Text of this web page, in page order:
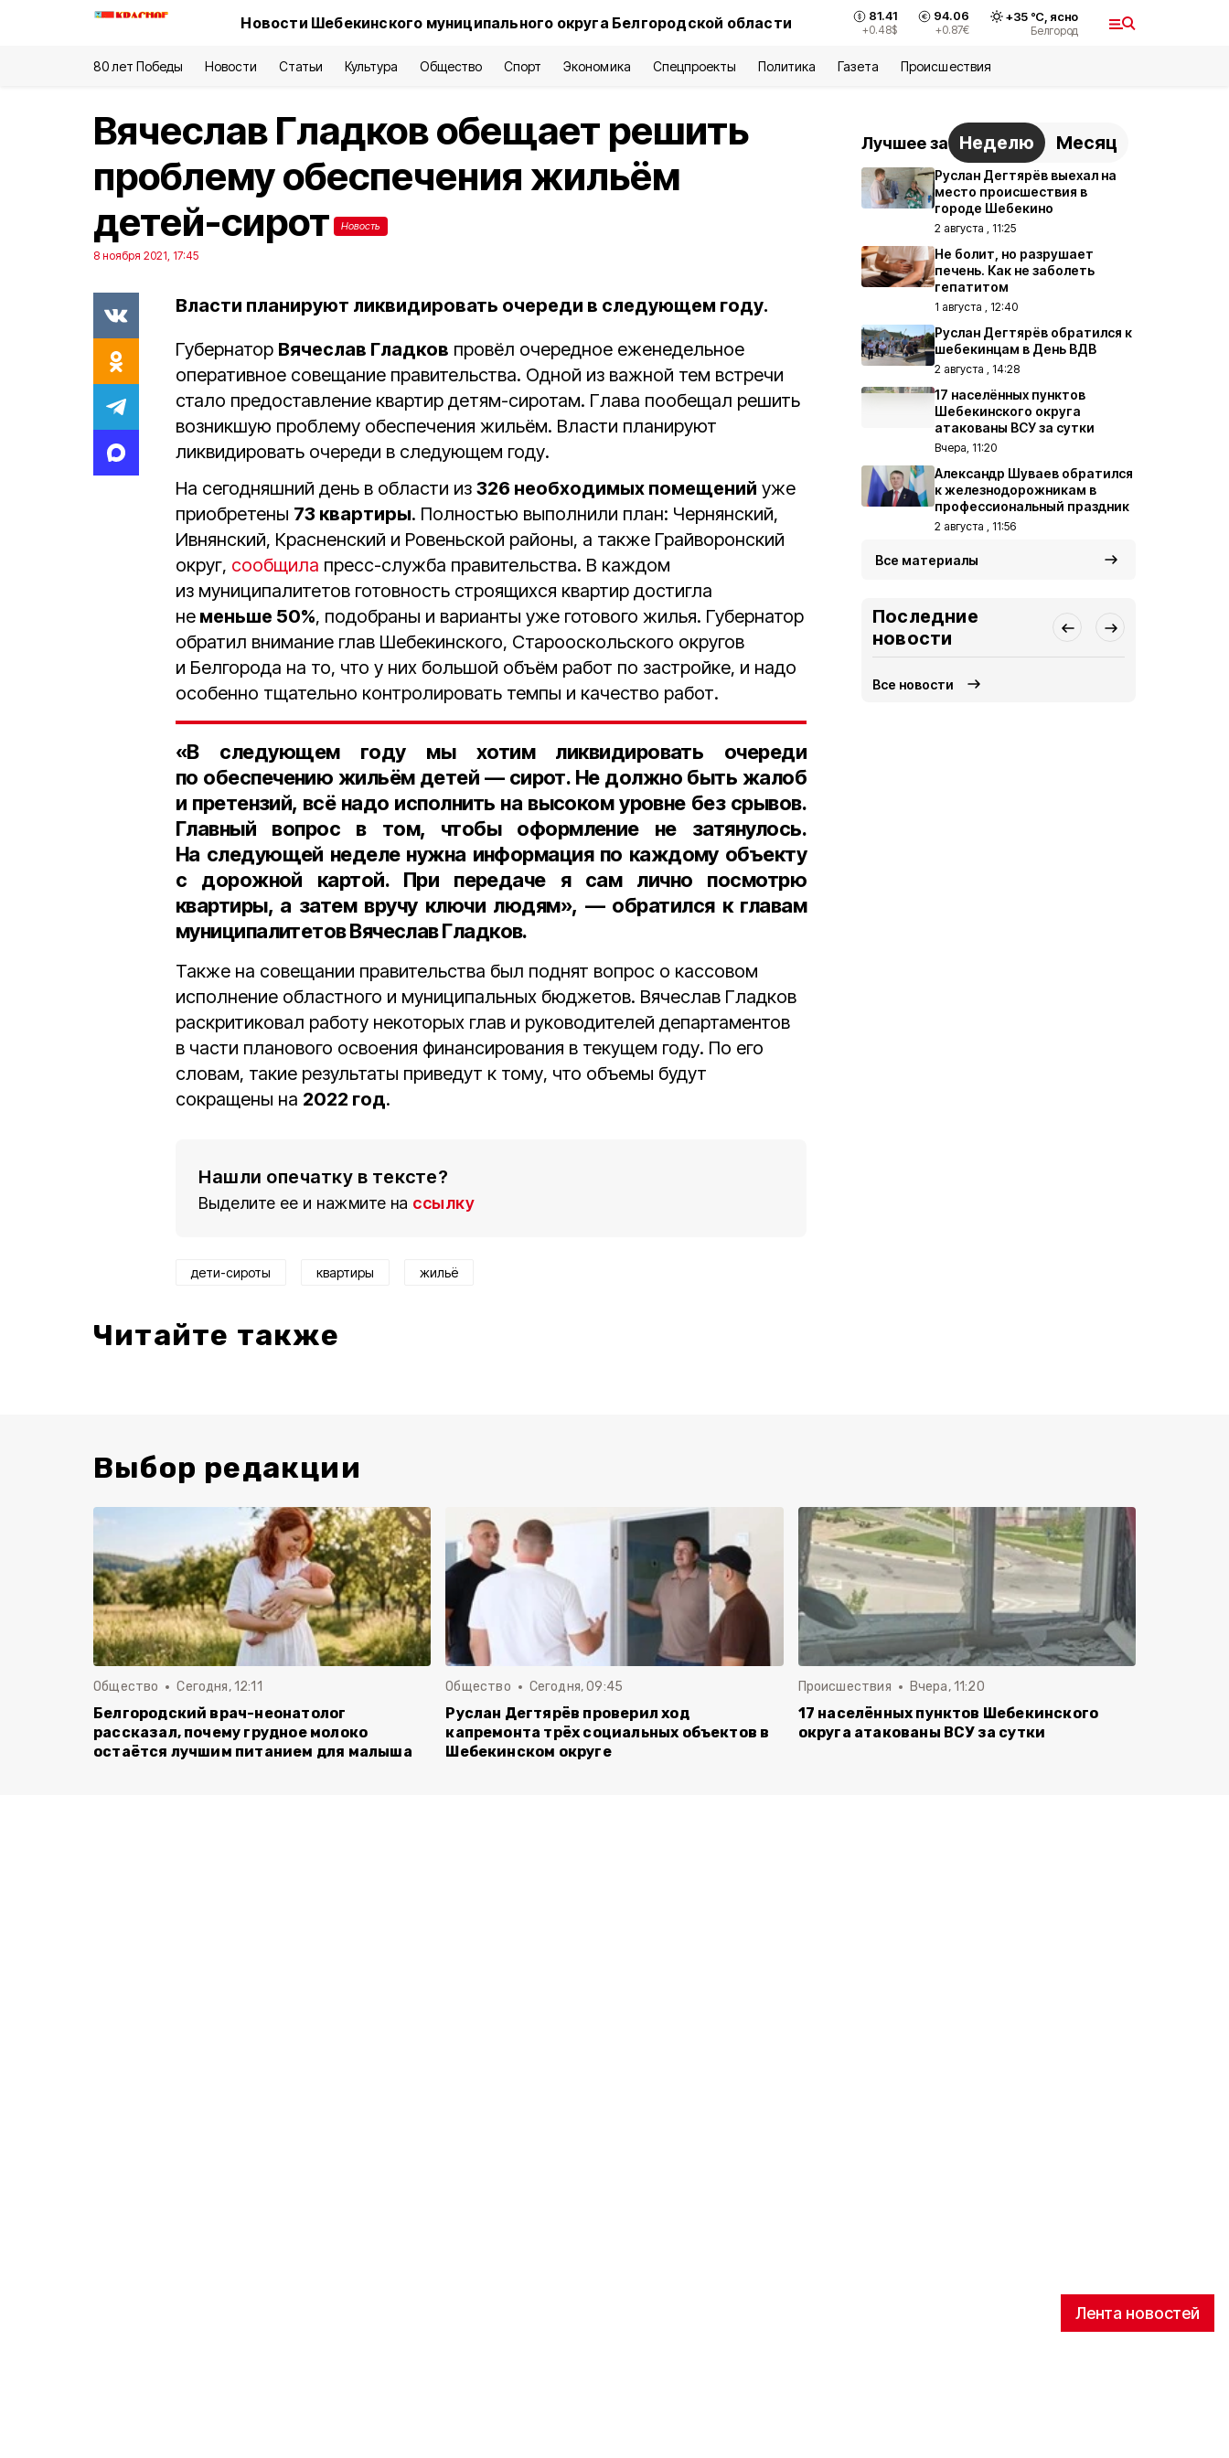
Новости Шебекинского муниципального округа Белгородской области 81.41
+0.48$
94.06
+0.87€
+35°С, ясно
Белгород
80 лет Победы Новости Статьи Культура Общество Спорт Экономика Спецпроекты Политика Газета Происшествия
Лента новостей
Вячеслав Гладков обещает решить
проблему обеспечения жильём
детей-сирот
Новость
8 ноября 2021, 17:45
Власти планируют ликвидировать очереди в следующем году.
Губернатор Вячеслав Гладков провёл очередное еженедельное
оперативное совещание правительства. Одной из важной тем встречи
стало предоставление квартир детям-сиротам. Глава пообещал решить
возникшую проблему обеспечения жильём. Власти планируют
ликвидировать очереди в следующем году.
На сегодняшний день в области из 326 необходимых помещений уже
приобретены 73 квартиры. Полностью выполнили план: Чернянский,
Ивнянский, Красненский и Ровеньской районы, а также Грайворонский
округ, сообщила пресс-служба правительства. В каждом
из муниципалитетов готовность строящихся квартир достигла
не меньше 50%, подобраны и варианты уже готового жилья. Губернатор
обратил внимание глав Шебекинского, Старооскольского округов
и Белгорода на то, что у них большой объём работ по застройке, и надо
особенно тщательно контролировать темпы и качество работ.
«В следующем году мы хотим ликвидировать очереди
по обеспечению жильём детей — сирот. Не должно быть жалоб
и претензий, всё надо исполнить на высоком уровне без срывов.
Главный вопрос в том, чтобы оформление не затянулось.
На следующей неделе нужна информация по каждому объекту
с дорожной картой. При передаче я сам лично посмотрю
квартиры, а затем вручу ключи людям», — обратился к главам
муниципалитетов Вячеслав Гладков.
Также на совещании правительства был поднят вопрос о кассовом
исполнение областного и муниципальных бюджетов. Вячеслав Гладков
раскритиковал работу некоторых глав и руководителей департаментов
в части планового освоения финансирования в текущем году. По его
словам, такие результаты приведут к тому, что объемы будут
сокращены на 2022 год.
Нашли опечатку в тексте?
Выделите ее и нажмите на ссылку
дети-сироты квартиры жильё
Читайте также
Лучшее за Неделю Месяц
Руслан Дегтярёв выехал на
место происшествия в
городе Шебекино
2 августа , 11:25
Не болит, но разрушает
печень. Как не заболеть
гепатитом
1 августа , 12:40
Руслан Дегтярёв обратился к
шебекинцам в День ВДВ
2 августа , 14:28
17 населённых пунктов
Шебекинского округа
атакованы ВСУ за сутки
Вчера, 11:20
Александр Шуваев обратился
к железнодорожникам в
профессиональный праздник
2 августа , 11:56
Все материалы
Последние
новости
Все новости
Выбор редакции
Общество Сегодня, 12:11
Белгородский врач-неонатолог
рассказал, почему грудное молоко
остаётся лучшим питанием для малыша
Общество Сегодня, 09:45
Руслан Дегтярёв проверил ход
капремонта трёх социальных объектов в
Шебекинском округе
Происшествия Вчера, 11:20
17 населённых пунктов Шебекинского
округа атакованы ВСУ за сутки